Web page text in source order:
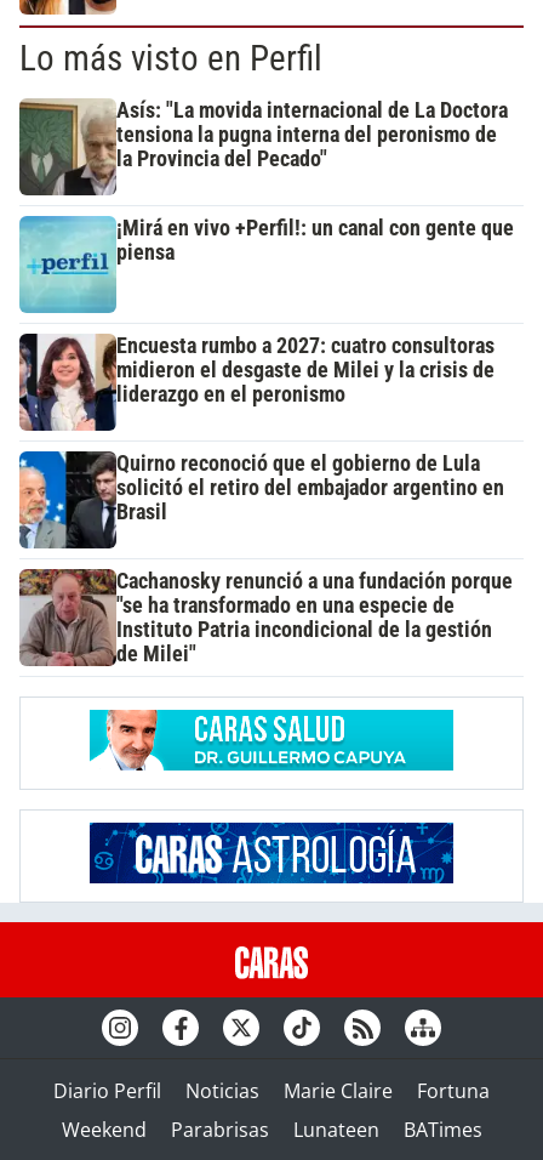
Lo más visto en Perfil
Asís: "La movida internacional de La Doctora
tensiona la pugna interna del peronismo de
la Provincia del Pecado"
¡Mirá en vivo +Perfil!: un canal con gente que
piensa
Encuesta rumbo a 2027: cuatro consultoras
midieron el desgaste de Milei y la crisis de
liderazgo en el peronismo
Quirno reconoció que el gobierno de Lula
solicitó el retiro del embajador argentino en
Brasil
Cachanosky renunció a una fundación porque
"se ha transformado en una especie de
Instituto Patria incondicional de la gestión
de Milei"
Diario Perfil Noticias Marie Claire
Fortuna
Weekend
Parabrisas Lunateen BATimes